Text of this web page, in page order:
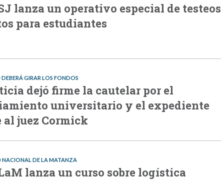
lanza un operativo especial de testeos
para estudiantes
GIRAR LOS FONDOS
dejó firme la cautelar por el
universitario y el expediente
juez Cormick
NACIONAL DE LA MATANZA
lanza un curso sobre logística